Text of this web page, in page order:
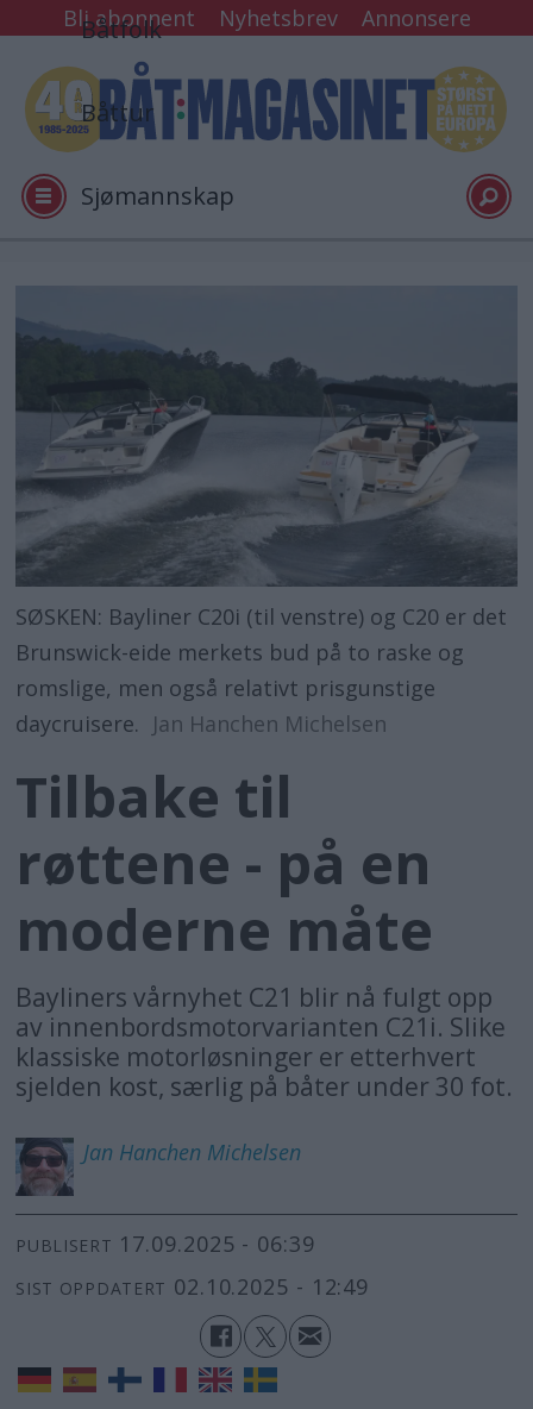
Bli abonnent Nyhetsbrev Annonsere
Båtfolk
Båttur
Sjømannskap
Arkiv
Video
Logg inn
SØSKEN: Bayliner C20i (til venstre) og C20 er det
Brunswick-eide merkets bud på to raske og
romslige, men også relativt prisgunstige
daycruisere.
Jan Hanchen Michelsen
Tilbake til
røttene - på en
moderne måte
Bayliners vårnyhet C21 blir nå fulgt opp
av innenbordsmotorvarianten C21i. Slike
klassiske motorløsninger er etterhvert
sjelden kost, særlig på båter under 30 fot.
Jan Hanchen Michelsen
PUBLISERT 17.09.2025 - 06:39
SIST OPPDATERT 02.10.2025 - 12:49